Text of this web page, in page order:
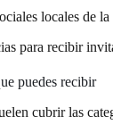
locales de la
para recibir
puedes recibir
cubrir las